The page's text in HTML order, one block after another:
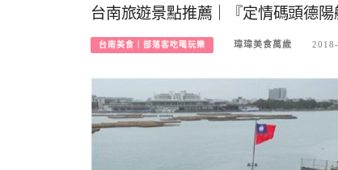
台南旅遊景點推薦｜『定情碼頭德
台南美食｜部落客吃喝玩樂 瑋瑋美食萬歲